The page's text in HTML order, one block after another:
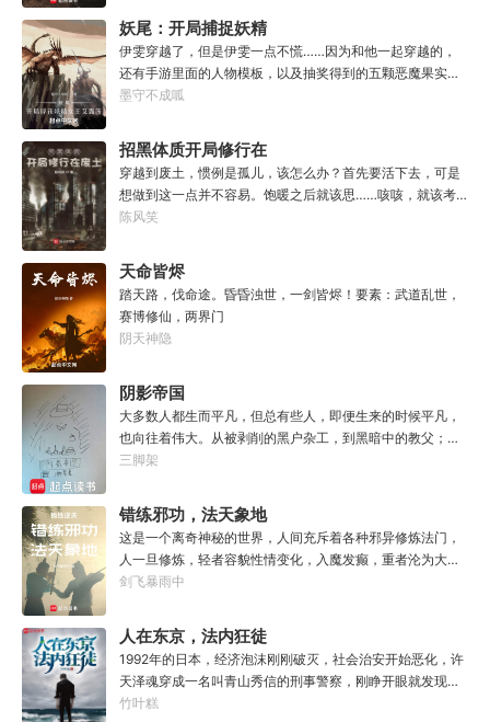
失的来到这个世界。“剧情对话什么的最烦人了，统统跳
过。”“我不想知道为什么，我只想大开杀戒。”基里曼：达奇
是个优秀的战士，就是不爱听人话，每次想和他说些什么，
他都要跳过。塔拉辛：我很好奇，他是怎么把恒星敲成一个
个方块的。钛族：对那家伙来说，物理学已经不存在了。恐
孩子抓了，把他们洗得白白净净的，这种羞辱让我悲愤欲
绝。奸奇：一切变化都是命运的一部分，但命运被那个混蛋
给打碎了。色孽：其实达奇已经被我腐化了，但我不敢告诉
他。………………达奇：前面忘了，后面也忘了，总之，让亚
妖尾：开局捕捉妖精
女王艾露莎
伊雯穿越了，但是伊雯一点不慌……因为和他一起穿越的，
还有手游里面的人物模板，以及抽奖得到的五颗恶魔果实。
伊雯自认自己可以依靠首充六块得到的特殊体质，以及背包
双眼的伊雯看到了一头绯红色的巨龙。伊雯这才知道，这根
本就不是海贼王，是妖精的尾巴！开局捕捉艾露莎？开局被
艾琳捕捉！
墨守不成呱
招黑体质开局修行在
废土
穿越到废土，惯例是孤儿，该怎么办？首先要活下去，可是
想做到这一点并不容易。饱暖之后就该思……咳咳，就该考
虑怎么变强了，这更不容易。等曲涧磊开始逐渐变强，他意
陈风笑
天命皆烬
踏天路，伐命途。昏昏浊世，一剑皆烬！要素：武道乱世，
赛博修仙，两界门
阴天神隐
阴影帝国
大多数人都生而平凡，但总有些人，即便生来的时候平凡，
也向往着伟大。从被剥削的黑户杂工，到黑暗中的教父；从
遵守规则的社会底层，到制定规则的幕后皇帝；阳光照耀时
不仅能够和光一样大，甚至还能遮住光！”“我们从不敲诈勒
索任何人，我们赚到的每一分钱，在良心上都能过的去。”如
果有人在夜晚敲响你的房门，他们要么为你带来我的问候，
要么为你的狂妄带来毁灭。至于你会得到什么，这要看你怎
么选，我的朋友！
三脚架
错练邪功，法天象地
这是一个离奇神秘的世界，人间充斥着各种邪异修炼法门，
人一旦修炼，轻者容貌性情变化，入魔发癫，重者沦为大
药，供邪魔采食……段云穿越而来，意外得到一本大药功法
的情况下，让这功法脱胎换骨，玉剑指路，洞穿一切。后来
他学成的功法越来越多，怀揣“达者兼济天下”的理念，段云
从不藏私，传武天下。谁曾想……“段魔头误我！他告诉我这
桩功滋阴壮阳，如今我却只能蹲着尿尿，呜呜......”“这本《七
分归元气》是那魔头教的我，我如今不是被杀就是踩屎，神
剑飞暴雨中
人在东京，法内狂徒
1992年的日本，经济泡沫刚刚破灭，社会治安开始恶化，许
天泽魂穿成一名叫青山秀信的刑事警察，刚睁开眼就发现自
己正被五花大绑着……新世纪初有权威杂志称：从90年代开
竹叶糕